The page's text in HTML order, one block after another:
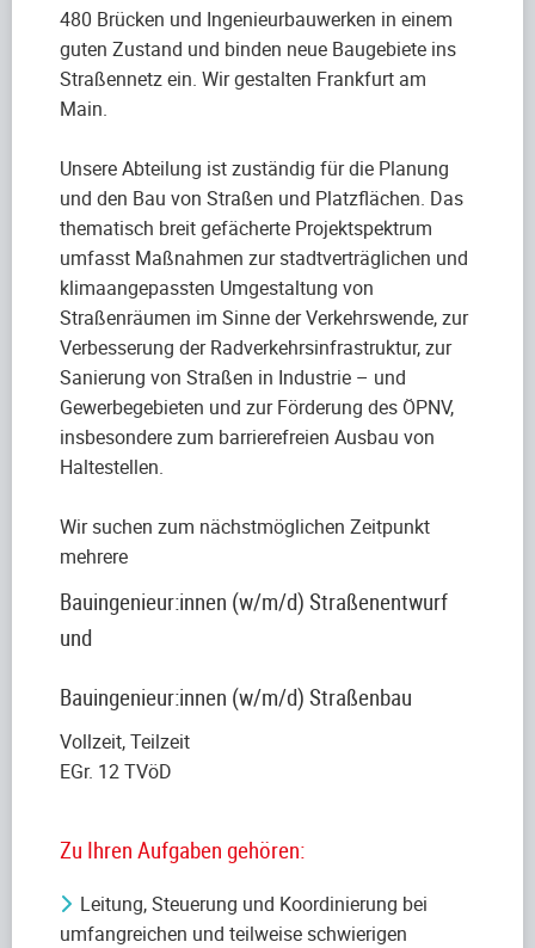
480 Brücken und Ingenieurbauwerken in einem
guten Zustand und binden neue Baugebiete ins
Straßennetz ein. Wir gestalten Frankfurt am
Main.
Unsere Abteilung ist zuständig für die Planung
und den Bau von Straßen und Platzflächen. Das
thematisch breit gefächerte Projektspektrum
umfasst Maßnahmen zur stadtverträglichen und
klimaangepassten Umgestaltung von
Straßenräumen im Sinne der Verkehrswende, zur
Verbesserung der Radverkehrsinfrastruktur, zur
Sanierung von Straßen in Industrie – und
Gewerbegebieten und zur Förderung des ÖPNV,
insbesondere zum barrierefreien Ausbau von
Haltestellen.
Wir suchen zum nächstmöglichen Zeitpunkt
mehrere
Bauingenieur:innen (w/m/d) Straßenentwurf
und
Bauingenieur:innen (w/m/d) Straßenbau
Vollzeit, Teilzeit
EGr. 12 TVöD
Zu Ihren Aufgaben gehören:
Leitung, Steuerung und Koordinierung bei
umfangreichen und teilweise schwierigen